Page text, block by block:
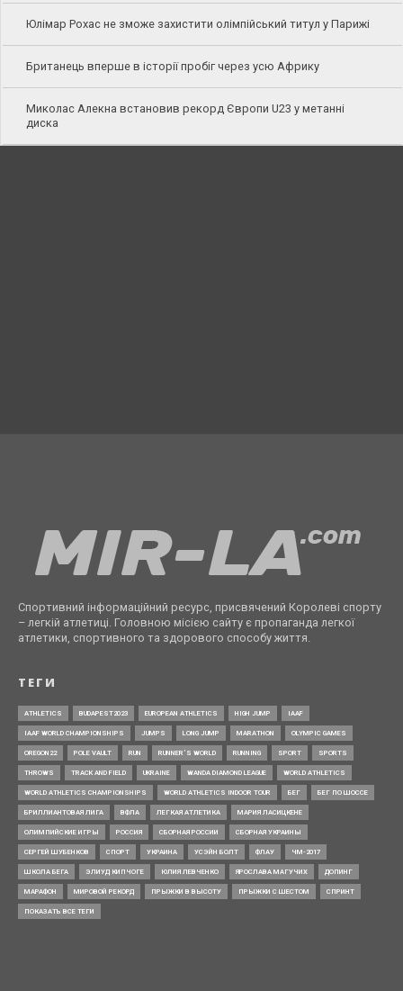
Юлімар Рохас не зможе захистити олімпійський титул у Парижі
Британець вперше в історії пробіг через усю Африку
Миколас Алекна встановив рекорд Європи U23 у метанні
диска
Спортивний інформаційний ресурс, присвячений Королеві спорту
– легкій атлетиці. Головною місією сайту є пропаганда легкої
атлетики, спортивного та здорового способу життя.
ТЕГИ
ATHLETICS BUDAPEST2023 EUROPEAN ATHLETICS HIGH JUMP IAAF
IAAF WORLD CHAMPIONSHIPS JUMPS LONG JUMP MARATHON OLYMPIC GAMES
OREGON22 POLE VAULT RUN RUNNER’S WORLD RUNNING SPORT SPORTS
THROWS TRACK AND FIELD UKRAINE WANDA DIAMOND LEAGUE WORLD ATHLETICS
WORLD ATHLETICS CHAMPIONSHIPS WORLD ATHLETICS INDOOR TOUR БЕГ БЕГ ПО ШОССЕ
БРИЛЛИАНТОВАЯ ЛИГА ВФЛА ЛЕГКАЯ АТЛЕТИКА МАРИЯ ЛАСИЦКЕНЕ
ОЛИМПИЙСКИЕ ИГРЫ РОССИЯ СБОРНАЯ РОССИИ СБОРНАЯ УКРАИНЫ
СЕРГЕЙ ШУБЕНКОВ СПОРТ УКРАИНА УСЭЙН БОЛТ ФЛАУ ЧМ-2017
ШКОЛА БЕГА ЭЛИУД КИПЧОГЕ ЮЛИЯ ЛЕВЧЕНКО ЯРОСЛАВА МАГУЧИХ ДОПИНГ
МАРАФОН МИРОВОЙ РЕКОРД ПРЫЖКИ В ВЫСОТУ ПРЫЖКИ С ШЕСТОМ СПРИНТ
ПОКАЗАТЬ ВСЕ ТЕГИ